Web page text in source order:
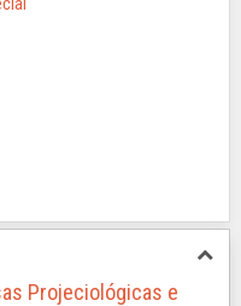
Projeciológicas e